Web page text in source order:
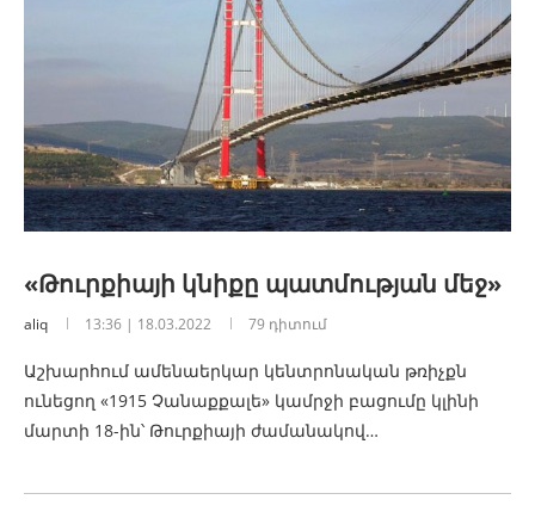
«Թուրքիայի կնիքը պատմության մեջ»
aliq 13:36 | 18.03.2022 79 դիտում
Աշխարհում ամենաերկար կենտրոնական թռիչքն
ունեցող «1915 Չանաքքալե» կամրջի բացումը կլինի
մարտի 18-ին՝ Թուրքիայի ժամանակով…